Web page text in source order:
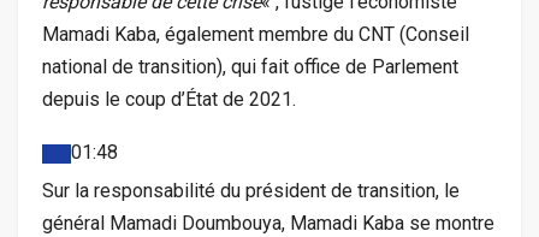
Mamadi Kaba, également membre du CNT (Conseil
national de transition), qui fait office de Parlement
depuis le coup d’État de 2021.
01:48
Sur la responsabilité du président de transition, le
général Mamadi Doumbouya, Mamadi Kaba se montre